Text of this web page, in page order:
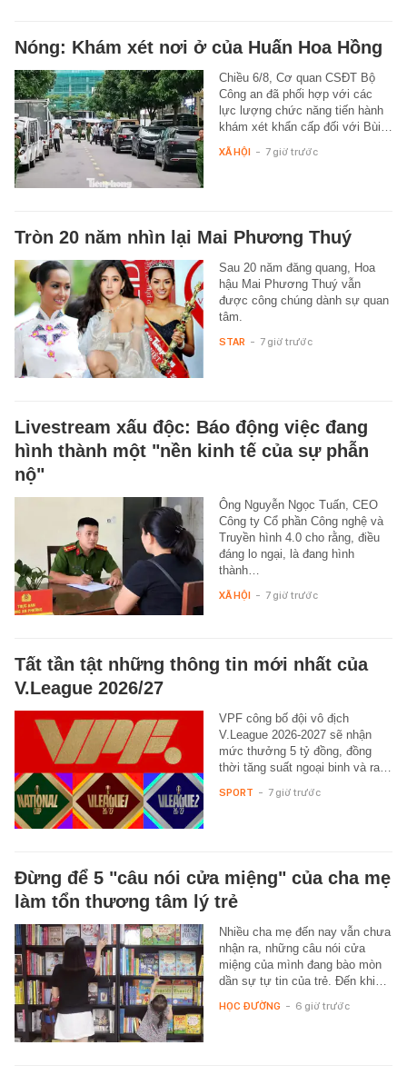
Nóng: Khám xét nơi ở của Huấn Hoa Hồng
Chiều 6/8, Cơ quan CSĐT Bộ
Công an đã phối hợp với các
lực lượng chức năng tiến hành
khám xét khẩn cấp đối với Bùi…
XÃ HỘI - 7 giờ trước
Tròn 20 năm nhìn lại Mai Phương Thuý
Sau 20 năm đăng quang, Hoa
hậu Mai Phương Thuý vẫn
được công chúng dành sự quan
tâm.
STAR - 7 giờ trước
Livestream xấu độc: Báo động việc đang
hình thành một "nền kinh tế của sự phẫn
nộ"
Ông Nguyễn Ngọc Tuấn, CEO
Công ty Cổ phần Công nghệ và
Truyền hình 4.0 cho rằng, điều
đáng lo ngại, là đang hình
thành…
XÃ HỘI - 7 giờ trước
Tất tần tật những thông tin mới nhất của
V.League 2026/27
VPF công bố đội vô địch
V.League 2026-2027 sẽ nhận
mức thưởng 5 tỷ đồng, đồng
thời tăng suất ngoại binh và ra…
SPORT - 7 giờ trước
Đừng để 5 "câu nói cửa miệng" của cha mẹ
làm tổn thương tâm lý trẻ
Nhiều cha mẹ đến nay vẫn chưa
nhận ra, những câu nói cửa
miệng của mình đang bào mòn
dần sự tự tin của trẻ. Đến khi…
HỌC ĐƯỜNG - 6 giờ trước